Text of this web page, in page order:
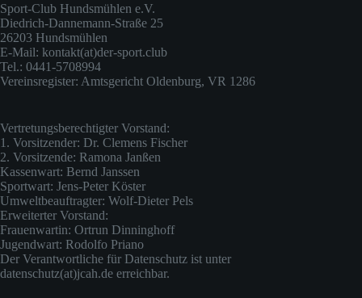
Sport-Club Hundsmühlen e.V.
Diedrich-Dannemann-Straße 25
26203 Hundsmühlen
E-Mail: kontakt(at)der-sport.club
Tel.: 0441-5708994
Vereinsregister: Amtsgericht Oldenburg, VR 1286
Vertretungsberechtigter Vorstand:
1. Vorsitzender: Dr. Clemens Fischer
2. Vorsitzende: Ramona Janßen
Kassenwart: Bernd Janssen
Sportwart: Jens-Peter Köster
Umweltbeauftragter: Wolf-Dieter Pels
Erweiterter Vorstand:
Frauenwartin: Ortrun Dinninghoff
Jugendwart: Rodolfo Priano
Der Verantwortliche für Datenschutz ist unter
datenschutz(at)jcah.de erreichbar.